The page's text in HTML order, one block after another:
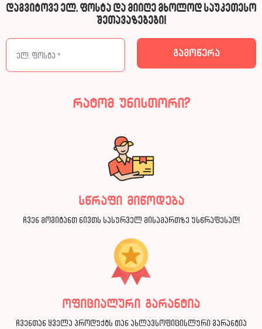
დაგვიტოვე ელ. ფოსტა და მიიღე მხოლოდ საუკეთესო
შეთავაზებები!
რატომ უნისთორი?
სწრაფი მიწოდება
ჩვენ მოგიტანთ ნივთს სასურველ მისამართზე უსწრაფესად!
ოფიციალური გარანტია
ჩვენთან ყველა პროდუქტს თან ახლავსოფიცისლური გარანტია